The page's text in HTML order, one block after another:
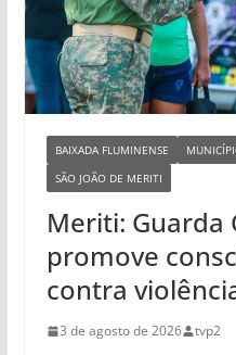
BAIXADA FLUMINENSE
SÃO JOÃO DE MERITI
Meriti: Guarda
promove
contra
3 de agosto de 2026 tvp2